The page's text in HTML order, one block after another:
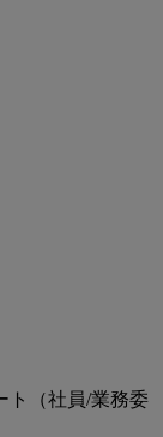
ト（社員/業務委